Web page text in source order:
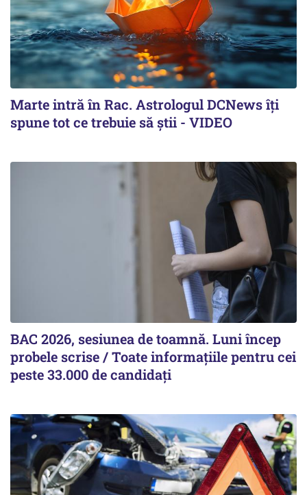
Marte intră în Rac. Astrologul DCNews îți
spune tot ce trebuie să știi - VIDEO
BAC 2026, sesiunea de toamnă. Luni încep
probele scrise / Toate informațiile pentru cei
peste 33.000 de candidați